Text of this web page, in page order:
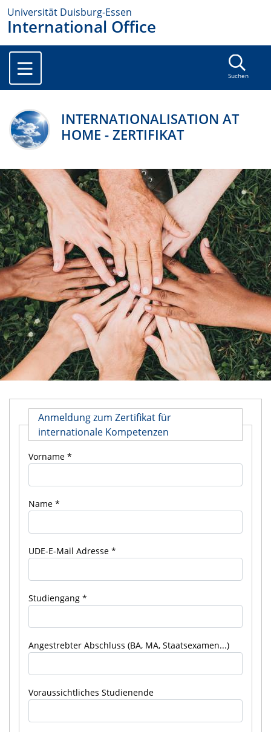
Universität Duisburg-Essen
International Office
Suchen
INTERNATIONALISATION AT
HOME - ZERTIFIKAT
Anmeldung zum Zertifikat für
internationale Kompetenzen
Vorname
Name
UDE-E-Mail Adresse
Studiengang
Angestrebter Abschluss (BA, MA, Staatsexamen...)
Voraussichtliches Studienende